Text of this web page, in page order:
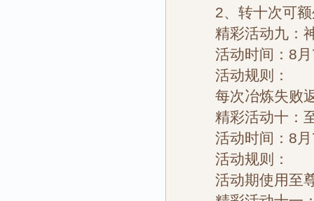
2、转十次可额
精彩活动九：神
活动时间：8月
活动规则：
每次冶炼失败返
精彩活动十：至
活动时间：8月
活动规则：
活动期使用至尊